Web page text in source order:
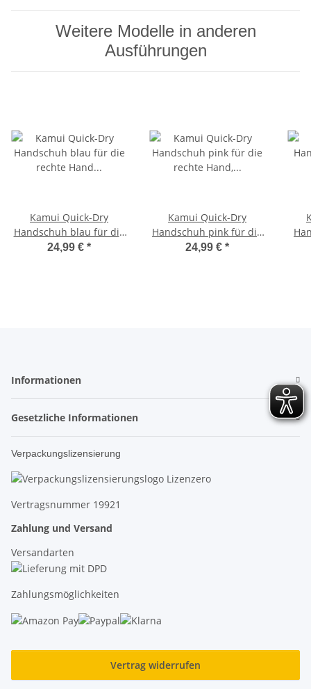
Weitere Modelle in anderen
Ausführungen
Kamui Quick-Dry
Handschuh blau für die
rechte Hand XXL, XL, L,
24,99 € *
Kamui Quick-Dry
Handschuh pink für die
rechte Hand, XXL, XL, L,
24,99 € *
Informationen
Gesetzliche Informationen
Verpackungslizensierung
Vertragsnummer 19921
Zahlung und Versand
Versandarten
Zahlungsmöglichkeiten
Vertrag widerrufen